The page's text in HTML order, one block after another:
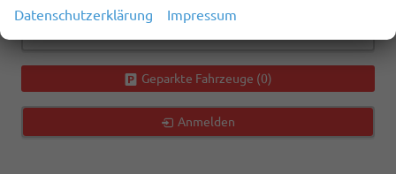
zurücksetzen
Geparkte Fahrzeuge (0)
Anmelden
Datenschutzerklärung Impressum